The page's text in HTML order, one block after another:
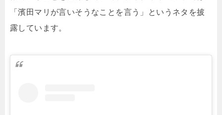
「濱田マリが言いそうなことを言う」というネタを披
露しています。